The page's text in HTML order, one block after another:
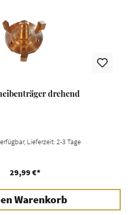
drehend
Lieferzeit: 2-3 Tage
29,99 €*
Warenkorb